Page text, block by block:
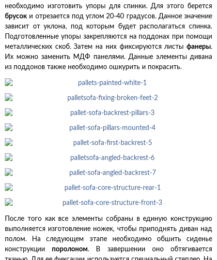
необходимо изготовить упоры для спинки. Для этого берется
брусок и отрезается под углом 20-40 градусов. Данное значение
зависит от уклона, под которым будет располагаться спинка.
Подготовленные упоры закрепляются на поддонах при помощи
металлических скоб. Затем на них фиксируются листы фанеры.
Их можно заменить МДФ панелями. Данные элементы дивана
из поддонов также необходимо ошкурить и покрасить.
После того как все элементы собраны в единую конструкцию
выполняется изготовление ножек, чтобы приподнять диван над
полом. На следующем этапе необходимо обшить сиденье
конструкциипоролоном. В завершении оно обтягивается